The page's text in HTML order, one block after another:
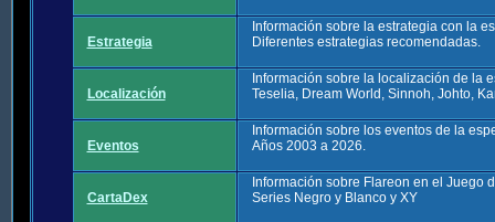
Estrategia
Información sobre la estrategia con la
Diferentes estrategias recomendadas.
Localización
Información sobre la localización de la
Teselia, Dream World, Sinnoh, Johto,
Eventos
Información sobre los eventos de la
Años 2003 a 2026.
CartaDex
Información sobre Flareon en el Juego
Series Negro y Blanco y XY